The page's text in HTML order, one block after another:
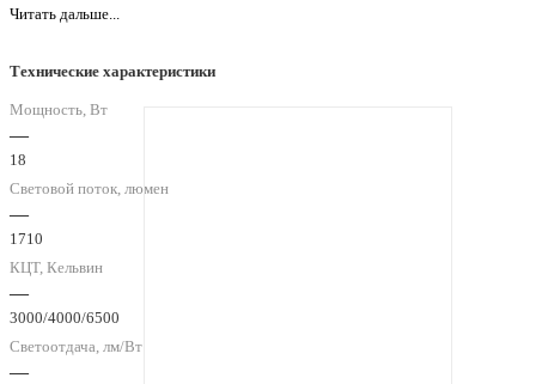
Читать дальше...
Технические характеристики
Мощность, Вт
—
18
Световой поток, люмен
—
1710
КЦТ, Кельвин
—
3000/4000/6500
Светоотдача, лм/Вт
—